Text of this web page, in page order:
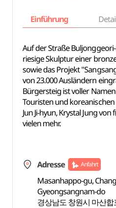
Einführung
Auf der Straße
riesige Skulptur einer
sowie das Projekt
von 23.000 Ausländern
Bürgersteig ist voller
Touristen und
Jun Ji-hyun, Krystal Jung
vielen mehr.
Adresse Anfahrt
Masanhappo-gu,
Gyeongsangnam-do
경상남도 창원시 마산